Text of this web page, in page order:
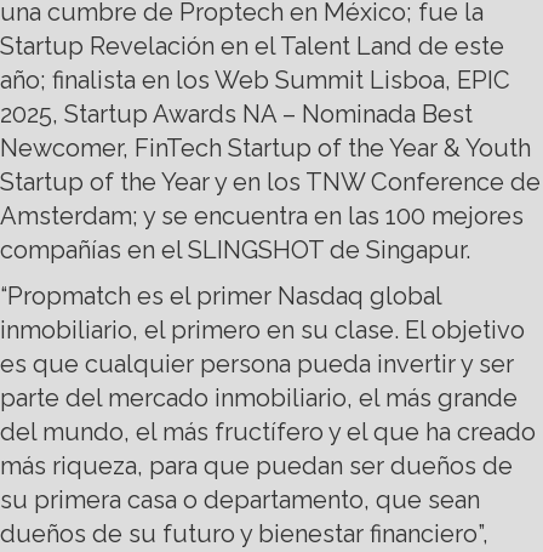
una cumbre de Proptech en México; fue la
Startup Revelación en el Talent Land de este
año; finalista en los Web Summit Lisboa, EPIC
2025, Startup Awards NA – Nominada Best
Newcomer, FinTech Startup of the Year & Youth
Startup of the Year y en los TNW Conference de
Amsterdam; y se encuentra en las 100 mejores
compañías en el SLINGSHOT de Singapur.
“Propmatch es el primer Nasdaq global
inmobiliario, el primero en su clase. El objetivo
es que cualquier persona pueda invertir y ser
parte del mercado inmobiliario, el más grande
del mundo, el más fructífero y el que ha creado
más riqueza, para que puedan ser dueños de
su primera casa o departamento, que sean
dueños de su futuro y bienestar financiero”,